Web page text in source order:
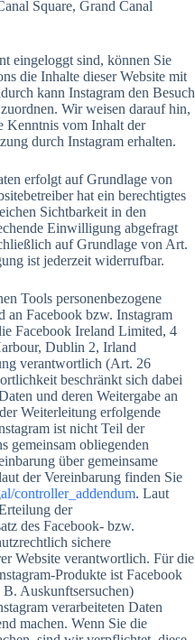
Square, Grand Canal
eingeloggt sind, können Sie
die Inhalte dieser Website mit
kann Instagram den Besuch
Wir weisen darauf hin,
Kenntnis vom Inhalt der
durch Instagram erhalten.
erfolgt auf Grundlage von
hat ein berechtigtes
Sichtbarkeit in den
Einwilligung abgefragt
auf Grundlage von Art.
ist jederzeit widerrufbar.
Tools personenbezogene
an Facebook bzw. Instagram
Facebook Ireland Limited, 4
Dublin 2, Irland
verantwortlich (Art. 26
beschränkt sich dabei
und deren Weitergabe an
Weiterleitung erfolgende
ist nicht Teil der
gemeinsam obliegenden
über gemeinsame
der Vereinbarung finden Sie
controller_addendum. Laut
der
des Facebook- bzw.
sichere
Website verantwortlich. Für die
Produkte ist Facebook
Auskunftsersuchen)
verarbeiteten Daten
machen. Wenn Sie die